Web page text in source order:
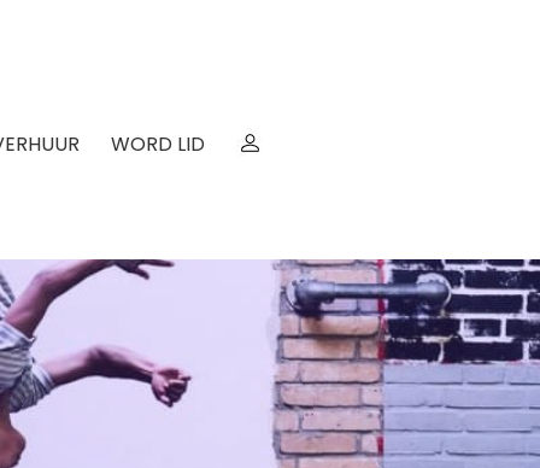
WORD LID